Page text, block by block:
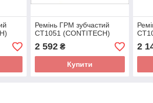
Ремінь ГРМ зубчастий
CT1051 (CONTITECH)
2 592₴
Купити
2